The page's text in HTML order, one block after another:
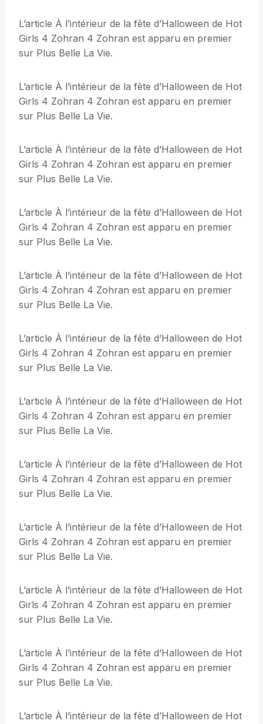
L’article À l’intérieur de la fête d’Halloween de Hot
Girls 4 Zohran 4 Zohran est apparu en premier
sur Plus Belle La Vie.
L’article À l’intérieur de la fête d’Halloween de Hot
Girls 4 Zohran 4 Zohran est apparu en premier
sur Plus Belle La Vie.
L’article À l’intérieur de la fête d’Halloween de Hot
Girls 4 Zohran 4 Zohran est apparu en premier
sur Plus Belle La Vie.
L’article À l’intérieur de la fête d’Halloween de Hot
Girls 4 Zohran 4 Zohran est apparu en premier
sur Plus Belle La Vie.
L’article À l’intérieur de la fête d’Halloween de Hot
Girls 4 Zohran 4 Zohran est apparu en premier
sur Plus Belle La Vie.
L’article À l’intérieur de la fête d’Halloween de Hot
Girls 4 Zohran 4 Zohran est apparu en premier
sur Plus Belle La Vie.
L’article À l’intérieur de la fête d’Halloween de Hot
Girls 4 Zohran 4 Zohran est apparu en premier
sur Plus Belle La Vie.
L’article À l’intérieur de la fête d’Halloween de Hot
Girls 4 Zohran 4 Zohran est apparu en premier
sur Plus Belle La Vie.
L’article À l’intérieur de la fête d’Halloween de Hot
Girls 4 Zohran 4 Zohran est apparu en premier
sur Plus Belle La Vie.
L’article À l’intérieur de la fête d’Halloween de Hot
Girls 4 Zohran 4 Zohran est apparu en premier
sur Plus Belle La Vie.
L’article À l’intérieur de la fête d’Halloween de Hot
Girls 4 Zohran 4 Zohran est apparu en premier
sur Plus Belle La Vie.
L’article À l’intérieur de la fête d’Halloween de Hot